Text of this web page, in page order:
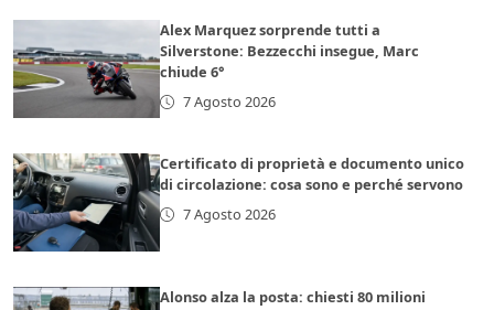
Alex Marquez sorprende tutti a
Silverstone: Bezzecchi insegue, Marc
chiude 6°
7 Agosto 2026
Certificato di proprietà e documento unico
di circolazione: cosa sono e perché servono
7 Agosto 2026
Alonso alza la posta: chiesti 80 milioni